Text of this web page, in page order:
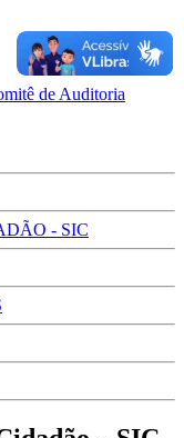
de Auditoria
- SIC